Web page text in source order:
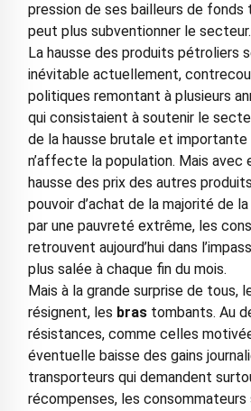
pression de ses bailleurs de fonds
peut plus subventionner le secteur.
La hausse des produits pétroliers
inévitable actuellement,
politiques remontant à plusieurs
qui consistaient à soutenir le
de la hausse brutale et importante
n’affecte la population. Mais avec
hausse des prix des autres
pouvoir d’achat de la majorité de
par une pauvreté extrême, les
retrouvent aujourd’hui dans
plus salée à chaque fin du mois.
Mais à la grande surprise de tous,
résignent, les brastombants. Au
résistances, comme celles
éventuelle baisse des gains
transporteurs qui demandent
récompenses, les consommateurs